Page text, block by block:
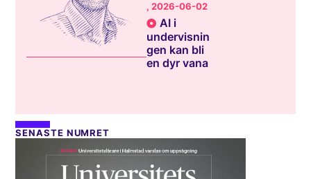
, 2026-06-02
AI i
undervisnin
gen kan bli
en dyr vana
SENASTE NUMRET